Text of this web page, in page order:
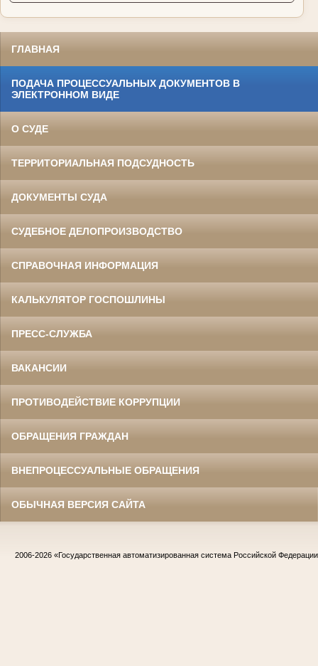
ГЛАВНАЯ
ПОДАЧА ПРОЦЕССУАЛЬНЫХ ДОКУМЕНТОВ В
ЭЛЕКТРОННОМ ВИДЕ
О СУДЕ
ТЕРРИТОРИАЛЬНАЯ ПОДСУДНОСТЬ
ДОКУМЕНТЫ СУДА
СУДЕБНОЕ ДЕЛОПРОИЗВОДСТВО
СПРАВОЧНАЯ ИНФОРМАЦИЯ
КАЛЬКУЛЯТОР ГОСПОШЛИНЫ
ПРЕСС-СЛУЖБА
ВАКАНСИИ
ПРОТИВОДЕЙСТВИЕ КОРРУПЦИИ
ОБРАЩЕНИЯ ГРАЖДАН
ВНЕПРОЦЕССУАЛЬНЫЕ ОБРАЩЕНИЯ
ОБЫЧНАЯ ВЕРСИЯ САЙТА
2006-2026 «Государственная автоматизированная система Российской